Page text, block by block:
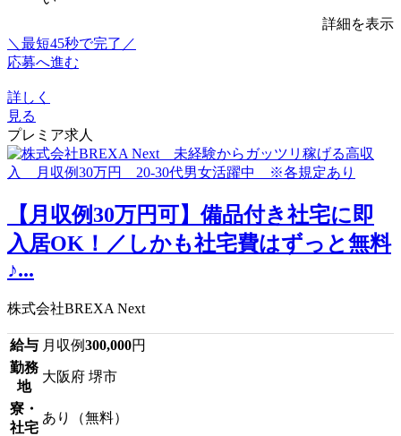
詳細を表示
＼最短45秒で完了／
応募へ進む
詳しく
見る
プレミア求人
【月収例30万円可】備品付き社宅に即
入居OK！／しかも社宅費はずっと無料
♪...
株式会社BREXA Next
給与 月収例300,000円
勤務
地
大阪府 堺市
寮・
社宅
あり（無料）